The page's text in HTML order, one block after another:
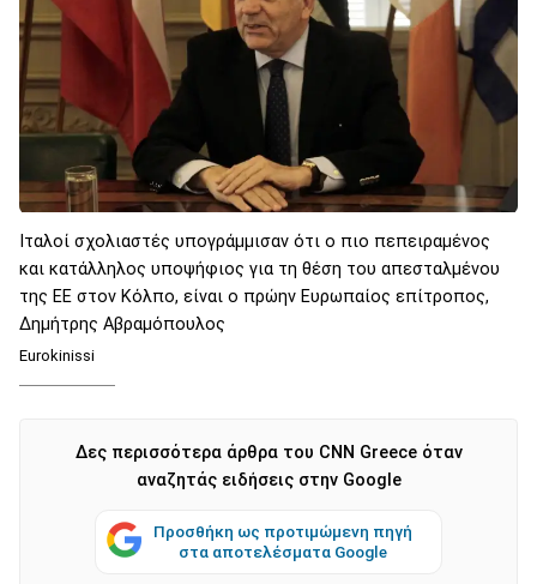
Ιταλοί σχολιαστές υπογράμμισαν ότι ο πιο πεπειραμένος
και κατάλληλος υποψήφιος για τη θέση του απεσταλμένου
της ΕΕ στον Κόλπο, είναι ο πρώην Ευρωπαίος επίτροπος,
Δημήτρης Αβραμόπουλος
Eurokinissi
Δες περισσότερα άρθρα του CNN Greece όταν
αναζητάς ειδήσεις στην Google
Προσθήκη ως προτιμώμενη πηγή
στα αποτελέσματα Google